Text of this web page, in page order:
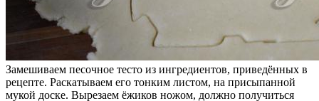
Замешиваем песочное тесто из ингредиентов, приведённых в
рецепте. Раскатываем его тонким листом, на присыпанной
мукой доске. Вырезаем ёжиков ножом, должно получиться